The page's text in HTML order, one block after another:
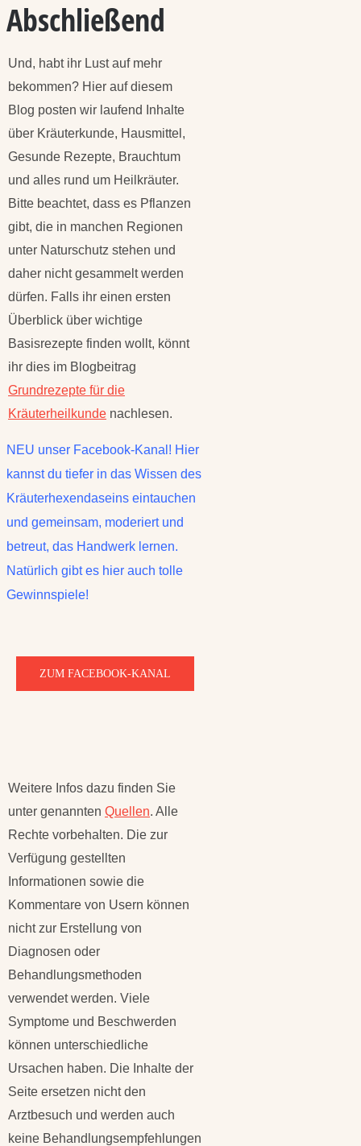
Abschließend
Und, habt ihr Lust auf mehr
bekommen? Hier auf diesem
Blog posten wir laufend Inhalte
über Kräuterkunde, Hausmittel,
Gesunde Rezepte, Brauchtum
und alles rund um Heilkräuter.
Bitte beachtet, dass es Pflanzen
gibt, die in manchen Regionen
unter Naturschutz stehen und
daher nicht gesammelt werden
dürfen. Falls ihr einen ersten
Überblick über wichtige
Basisrezepte finden wollt, könnt
ihr dies im Blogbeitrag
Grundrezepte für die
Kräuterheilkunde nachlesen.
NEU unser Facebook-Kanal! Hier
kannst du tiefer in das Wissen des
Kräuterhexendaseins eintauchen
und gemeinsam, moderiert und
betreut, das Handwerk lernen.
Natürlich gibt es hier auch tolle
Gewinnspiele!
ZUM FACEBOOK-KANAL
Weitere Infos dazu finden Sie
unter genannten Quellen. Alle
Rechte vorbehalten. Die zur
Verfügung gestellten
Informationen sowie die
Kommentare von Usern können
nicht zur Erstellung von
Diagnosen oder
Behandlungsmethoden
verwendet werden. Viele
Symptome und Beschwerden
können unterschiedliche
Ursachen haben. Die Inhalte der
Seite ersetzen nicht den
Arztbesuch und werden auch
keine Behandlungsempfehlungen